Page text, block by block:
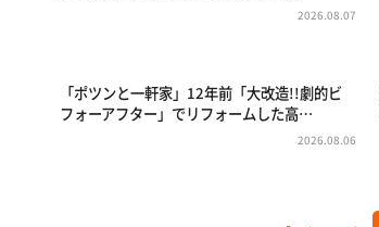
2026.08.07
「ポツンと一軒家」12年前「大改造!!劇的ビ
フォーアフター」でリフォームした高…
2026.08.06